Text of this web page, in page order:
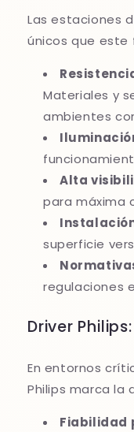
Las estaciones
únicos que este
Materiales y
ambientes
Alta
para máxima
superficie
regulaciones
Driver
En entornos
Philips marca la
Fiabilidad